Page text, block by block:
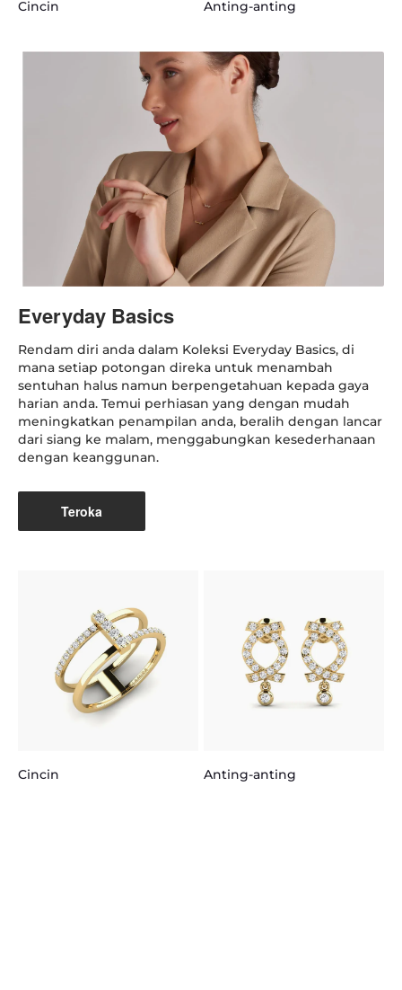
Cincin Anting-anting
Everyday Basics
Rendam diri anda dalam Koleksi Everyday Basics, di
mana setiap potongan direka untuk menambah
sentuhan halus namun berpengetahuan kepada gaya
harian anda. Temui perhiasan yang dengan mudah
meningkatkan penampilan anda, beralih dengan lancar
dari siang ke malam, menggabungkan kesederhanaan
dengan keanggunan.
Teroka
Cincin Anting-anting